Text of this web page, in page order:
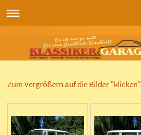
Zum Vergrößern auf die Bilder "klicken"